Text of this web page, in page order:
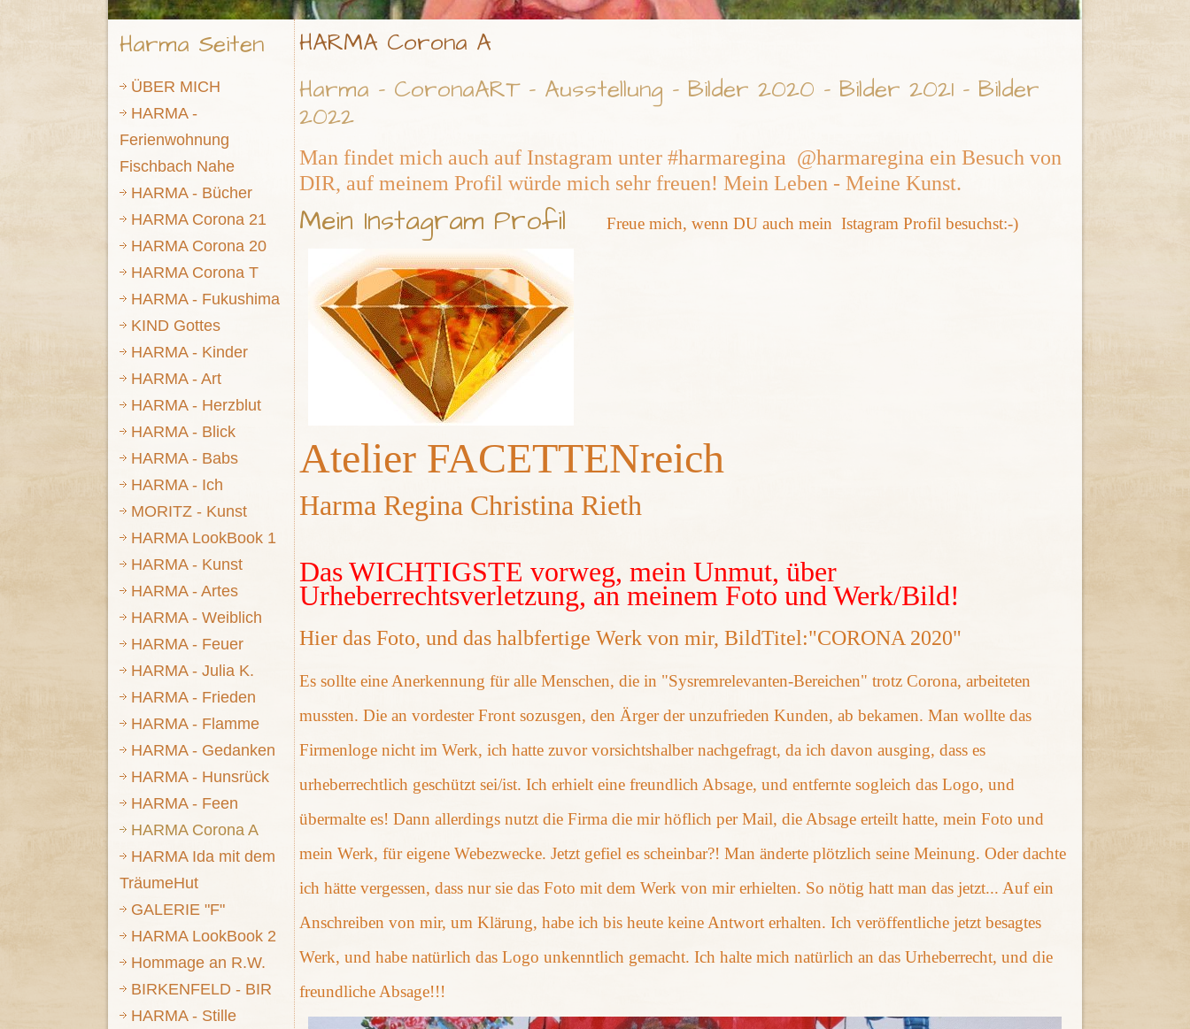
Harma Seiten
ÜBER MICH
HARMA -
Ferienwohnung
Fischbach Nahe
HARMA - Bücher
HARMA Corona 21
HARMA Corona 20
HARMA Corona T
HARMA - Fukushima
KIND Gottes
HARMA - Kinder
HARMA - Art
HARMA - Herzblut
HARMA - Blick
HARMA - Babs
HARMA - Ich
MORITZ - Kunst
HARMA LookBook 1
HARMA - Kunst
HARMA - Artes
HARMA - Weiblich
HARMA - Feuer
HARMA - Julia K.
HARMA - Frieden
HARMA - Flamme
HARMA - Gedanken
HARMA - Hunsrück
HARMA - Feen
HARMA Corona A
HARMA Ida mit dem
TräumeHut
GALERIE "F"
HARMA LookBook 2
Hommage an R.W.
BIRKENFELD - BIR
HARMA - Stille
HARMA Corona A
Harma - CoronaART - Ausstellung - Bilder 2020 - Bilder 2021 - Bilder
2022
Man findet mich auch auf Instagram unter #harmaregina @harmaregina ein Besuch von
DIR, auf meinem Profil würde mich sehr freuen! Mein Leben - Meine Kunst.
Mein Instagram Profil Freue mich, wenn DU auch mein Istagram Profil besuchst:-)
Atelier FACETTENreich
Harma Regina Christina Rieth
Das WICHTIGSTE vorweg, mein Unmut, über
Urheberrechtsverletzung, an meinem Foto und Werk/Bild!
Hier das Foto, und das halbfertige Werk von mir, BildTitel:"CORONA 2020"
Es sollte eine Anerkennung für alle Menschen, die in "Sysremrelevanten-Bereichen" trotz Corona, arbeiteten
mussten. Die an vordester Front sozusgen, den Ärger der unzufrieden Kunden, ab bekamen. Man wollte das
Firmenloge nicht im Werk, ich hatte zuvor vorsichtshalber nachgefragt, da ich davon ausging, dass es
urheberrechtlich geschützt sei/ist. Ich erhielt eine freundlich Absage, und entfernte sogleich das Logo, und
übermalte es! Dann allerdings nutzt die Firma die mir höflich per Mail, die Absage erteilt hatte, mein Foto und
mein Werk, für eigene Webezwecke. Jetzt gefiel es scheinbar?! Man änderte plötzlich seine Meinung. Oder dachte
ich hätte vergessen, dass nur sie das Foto mit dem Werk von mir erhielten. So nötig hatt man das jetzt... Auf ein
Anschreiben von mir, um Klärung, habe ich bis heute keine Antwort erhalten. Ich veröffentliche jetzt besagtes
Werk, und habe natürlich das Logo unkenntlich gemacht. Ich halte mich natürlich an das Urheberrecht, und die
freundliche Absage!!!